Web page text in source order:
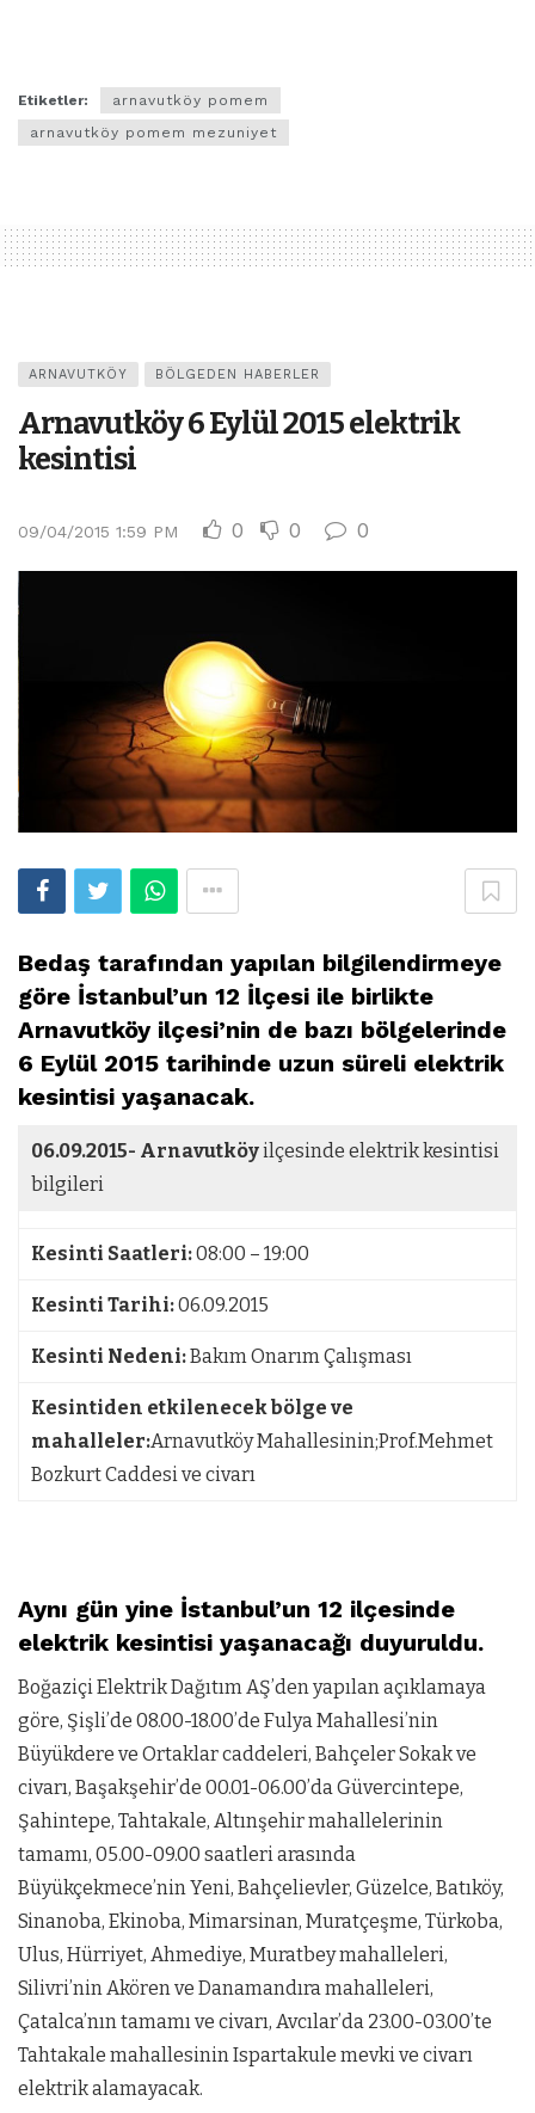
Etiketler:
arnavutköy pomem
arnavutköy pomem mezuniyet
ARNAVUTKÖY BÖLGEDEN HABERLER
Arnavutköy 6 Eylül 2015 elektrik
kesintisi
09/04/2015 1:59 PM 0 0 0
Bedaş tarafından yapılan bilgilendirmeye
göre İstanbul’un 12 İlçesi ile birlikte
Arnavutköy ilçesi’nin de bazı bölgelerinde
6 Eylül 2015 tarihinde uzun süreli elektrik
kesintisi yaşanacak.
06.09.2015- Arnavutköyilçesinde elektrik kesintisi
bilgileri
Kesinti Saatleri:08:00 – 19:00
Kesinti Tarihi:06.09.2015
Kesinti Nedeni:Bakım Onarım Çalışması
Kesintiden etkilenecek bölge ve
mahalleler:Arnavutköy Mahallesinin;Prof.Mehmet
Bozkurt Caddesi ve civarı
Aynı gün yine İstanbul’un 12 ilçesinde
elektrik kesintisi yaşanacağı duyuruldu.
Boğaziçi Elektrik Dağıtım AŞ’den yapılan açıklamaya
göre, Şişli’de 08.00-18.00’de Fulya Mahallesi’nin
Büyükdere ve Ortaklar caddeleri, Bahçeler Sokak ve
civarı, Başakşehir’de 00.01-06.00’da Güvercintepe,
Şahintepe, Tahtakale, Altınşehir mahallelerinin
tamamı, 05.00-09.00 saatleri arasında
Büyükçekmece’nin Yeni, Bahçelievler, Güzelce, Batıköy,
Sinanoba, Ekinoba, Mimarsinan, Muratçeşme, Türkoba,
Ulus, Hürriyet, Ahmediye, Muratbey mahalleleri,
Silivri’nin Akören ve Danamandıra mahalleleri,
Çatalca’nın tamamı ve civarı, Avcılar’da 23.00-03.00’te
Tahtakale mahallesinin Ispartakule mevki ve civarı
elektrik alamayacak.